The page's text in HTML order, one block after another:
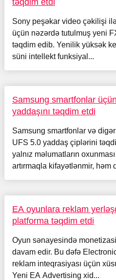
təqdim etdi
Sony peşəkar video çəkilişi
üçün nəzərdə tutulmuş yeni
təqdim edib. Yenilik yüksək
süni intellekt funksiyal...
Samsung smartfonlar
yaddaşını təqdim etdi
Samsung smartfonlar və
UFS 5.0 yaddaş çiplərini
yalnız məlumatların
artırmaqla kifayətlənmir, həm
EA oyunlara reklam
platforma təqdim etdi
Oyun sənayesində
davam edir. Bu dəfə
reklam inteqrasiyası üçün
Yeni EA Advertising xid...